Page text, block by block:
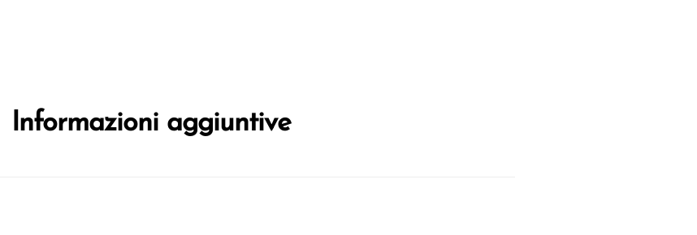
Informazioni aggiuntive